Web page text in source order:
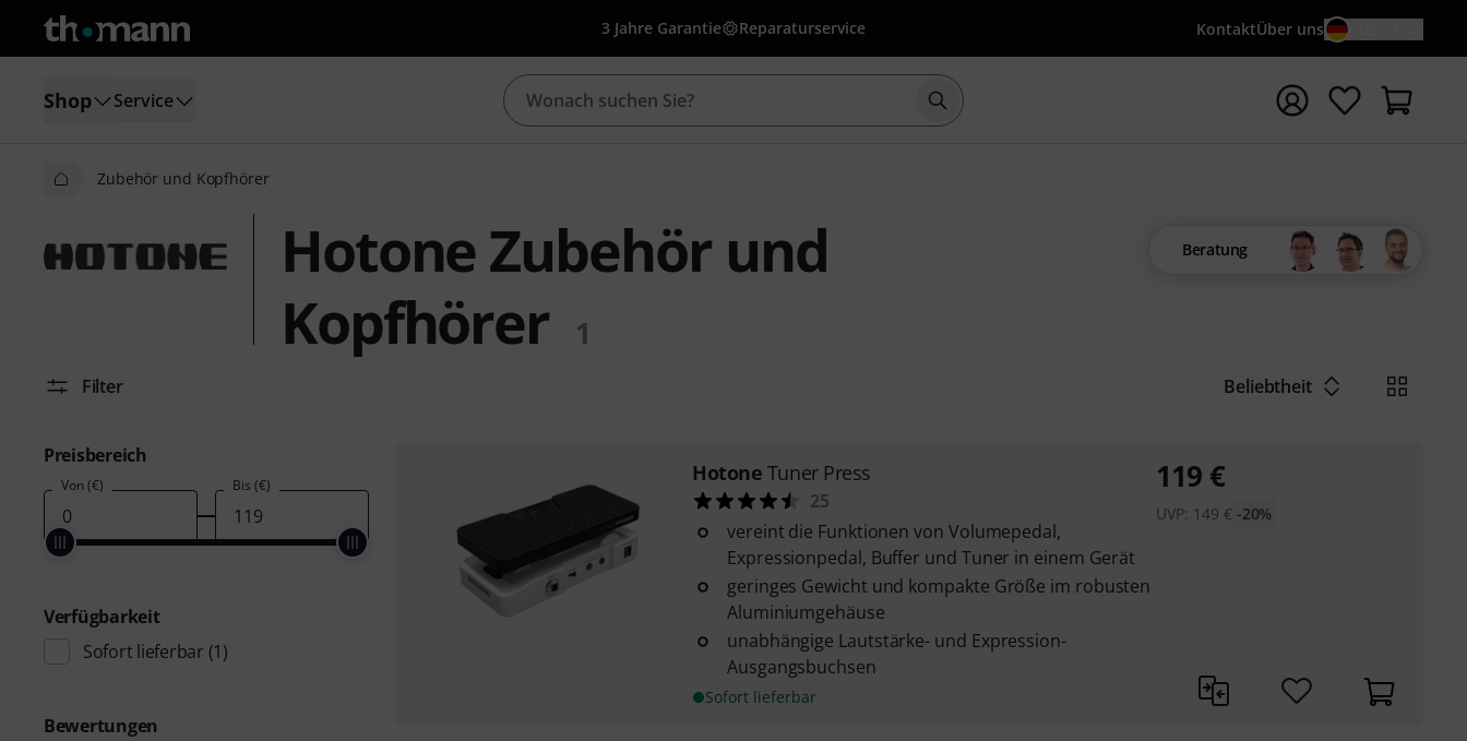
3 Jahre Garantie Reparaturservice KontaktÜber uns
Shop Service Suche mit Suchwort {searchTerm} starten
Zubehör und Kopfhörer
Hotone Zubehör und
Kopfhörer
1
Beratung
Filter Beliebtheit
Preisbereich
Von (€) Bis (€)
Verfügbarkeit
Sofort lieferbar (1)
Bewertungen
Hotone Tuner Press
25
vereint die Funktionen von Volumepedal,
Expressionpedal, Buffer und Tuner in einem Gerät
geringes Gewicht und kompakte Größe im robusten
Aluminiumgehäuse
unabhängige Lautstärke- und Expression-
Ausgangsbuchsen
Sofort lieferbar
119 €
UVP: 149 € -20%